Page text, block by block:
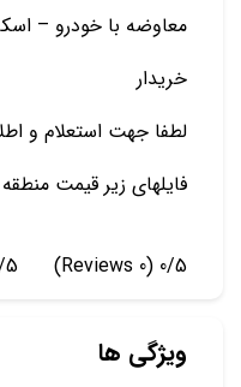
معاوضه با خودرو –
خریدار
لطفا جهت استعلام و
فایلهای زیر قیمت
0/5
(0 Reviews)
5
ویژگی ها